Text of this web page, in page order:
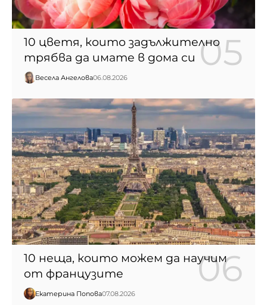
10 цветя, които задължително
трябва да имате в дома си
Весела Ангелова06.08.2026
10 неща, които можем да научим
от французите
Екатерина Попова07.08.2026